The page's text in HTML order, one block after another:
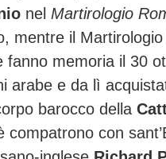
nel Martirologio
mentre il
fanno memoria il 30
arabe e da lì
barocco della
compatrono con